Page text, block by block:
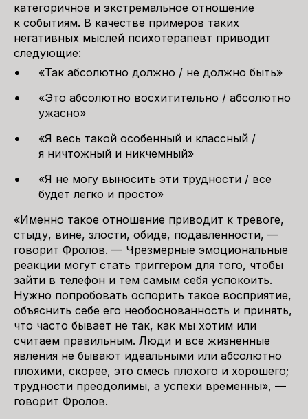
категоричное и экстремальное отношение
к событиям. В качестве примеров таких
негативных мыслей психотерапевт приводит
следующие:
«Так абсолютно должно / не должно быть»
«Это абсолютно восхитительно / абсолютно
ужасно»
«Я весь такой особенный и классный /
я ничтожный и никчемный»
«Я не могу выносить эти трудности / все
будет легко и просто»
«Именно такое отношение приводит к тревоге,
стыду, вине, злости, обиде, подавленности, —
говорит Фролов. — Чрезмерные эмоциональные
реакции могут стать триггером для того, чтобы
зайти в телефон и тем самым себя успокоить.
Нужно попробовать оспорить такое восприятие,
объяснить себе его необоснованность и принять,
что часто бывает не так, как мы хотим или
считаем правильным. Люди и все жизненные
явления не бывают идеальными или абсолютно
плохими, скорее, это смесь плохого и хорошего;
трудности преодолимы, а успехи временны», —
говорит Фролов.